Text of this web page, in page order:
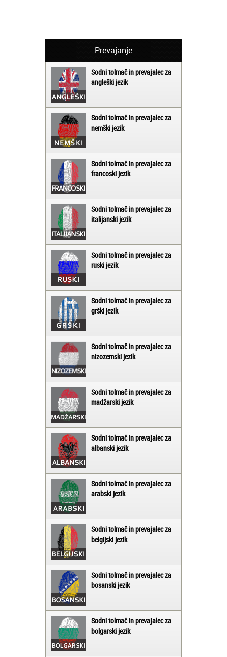
Prevajanje
Sodni tolmač in prevajalec za
angleški jezik
Sodni tolmač in prevajalec za
nemški jezik
Sodni tolmač in prevajalec za
francoski jezik
Sodni tolmač in prevajalec za
italijanski jezik
Sodni tolmač in prevajalec za
ruski jezik
Sodni tolmač in prevajalec za
grški jezik
Sodni tolmač in prevajalec za
nizozemski jezik
Sodni tolmač in prevajalec za
madžarski jezik
Sodni tolmač in prevajalec za
albanski jezik
Sodni tolmač in prevajalec za
arabski jezik
Sodni tolmač in prevajalec za
belgijski jezik
Sodni tolmač in prevajalec za
bosanski jezik
Sodni tolmač in prevajalec za
bolgarski jezik